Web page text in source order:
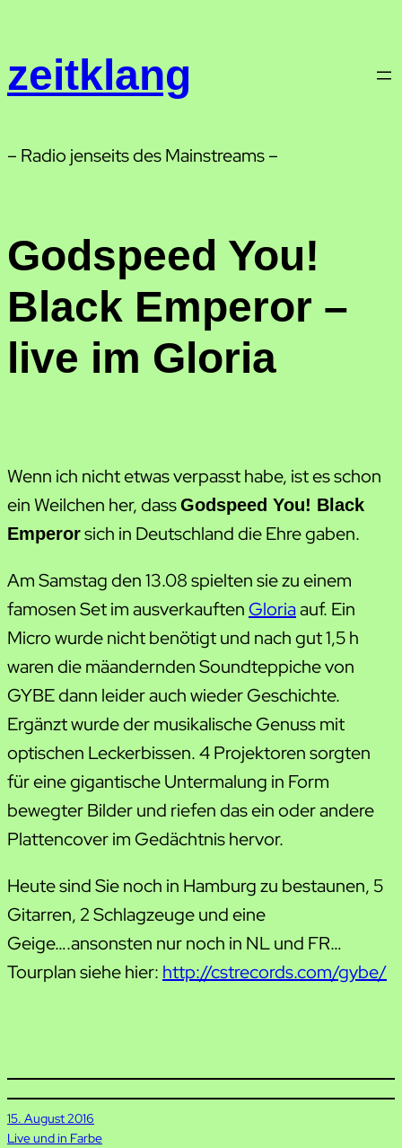
springen
zeitklang
– Radio jenseits des Mainstreams –
Godspeed You!
Black Emperor –
live im Gloria
Wenn ich nicht etwas verpasst habe, ist es schon
ein Weilchen her, dassGodspeed You! Black
Emperorsich in Deutschland die Ehre gaben.
Am Samstag den 13.08 spielten sie zu einem
famosen Set im ausverkauften Gloriaauf. Ein
Micro wurde nicht benötigt und nach gut 1,5 h
waren die mäandernden Soundteppiche von
GYBE dann leider auch wieder Geschichte.
Ergänzt wurde der musikalische Genuss mit
optischen Leckerbissen. 4 Projektoren sorgten
für eine gigantische Untermalung in Form
bewegter Bilder und riefen das ein oder andere
Plattencover im Gedächtnis hervor.
Heute sind Sie noch in Hamburg zu bestaunen, 5
Gitarren, 2 Schlagzeuge und eine
Geige….ansonsten nur noch in NL und FR…
Tourplan siehe hier: http://cstrecords.com/gybe/
15. August 2016
Live und in Farbe